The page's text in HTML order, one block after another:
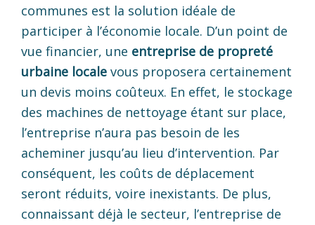
communes est la solution idéale de
participer à l’économie locale. D’un point de
vue financier, une entreprise de propreté
urbaine locale vous proposera certainement
un devis moins coûteux. En effet, le stockage
des machines de nettoyage étant sur place,
l’entreprise n’aura pas besoin de les
acheminer jusqu’au lieu d’intervention. Par
conséquent, les coûts de déplacement
seront réduits, voire inexistants. De plus,
connaissant déjà le secteur, l’entreprise de